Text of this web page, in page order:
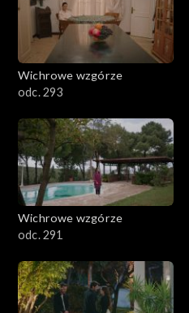
Wichrowe wzgórze
odc. 293
Wichrowe wzgórze
odc. 291